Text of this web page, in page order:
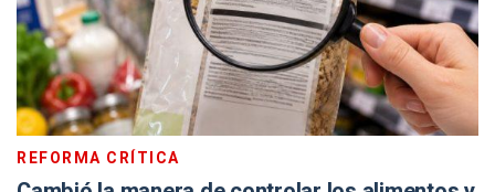
REFORMA CRÍTICA